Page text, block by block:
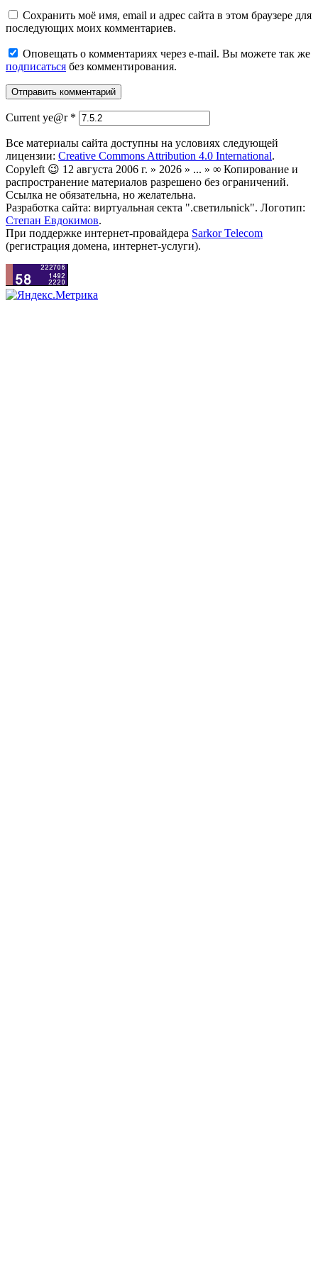
Сохранить моё имя, email и адрес сайта в этом браузере для
последующих моих комментариев.
Оповещать о комментариях через e-mail. Вы можете так же
подписаться без комментирования.
Current ye@r *
Все материалы сайта доступны на условиях следующей
лицензии: Creative Commons Attribution 4.0 International.
Copyleft 😉 12 августа 2006 г. » 2026 » ... » ∞ Копирование и
распространение материалов разрешено без ограничений.
Ссылка не обязательна, но желательна.
Разработка сайта: виртуальная секта ".светильnick". Логотип:
Степан Евдокимов.
При поддержке интернет-провайдера Sarkor Telecom
(регистрация домена, интернет-услуги).